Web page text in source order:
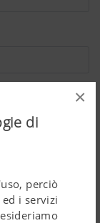
×
di
perciò
i servizi